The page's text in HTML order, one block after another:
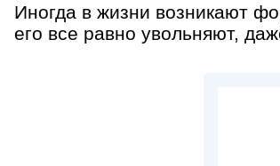
Иногда в жизни возникают
его все равно увольняют,